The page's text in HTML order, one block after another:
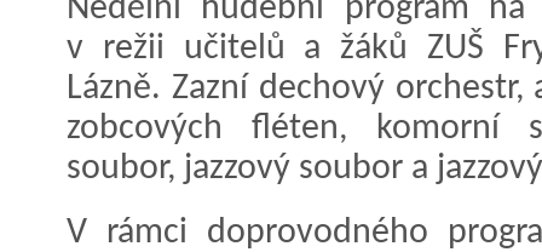
Nedělní hudební program
v režii učitelů a žáků ZUŠ
Lázně. Zazní dechový
zobcových fléten, komorní
soubor, jazzový soubor a
V rámci doprovodného